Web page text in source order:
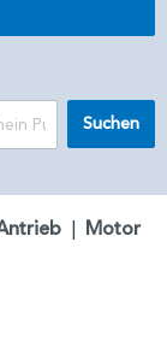
Suchen
| Motor